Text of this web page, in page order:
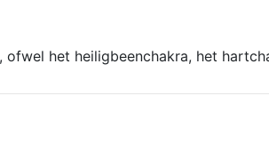
het heiligbeenchakra, het